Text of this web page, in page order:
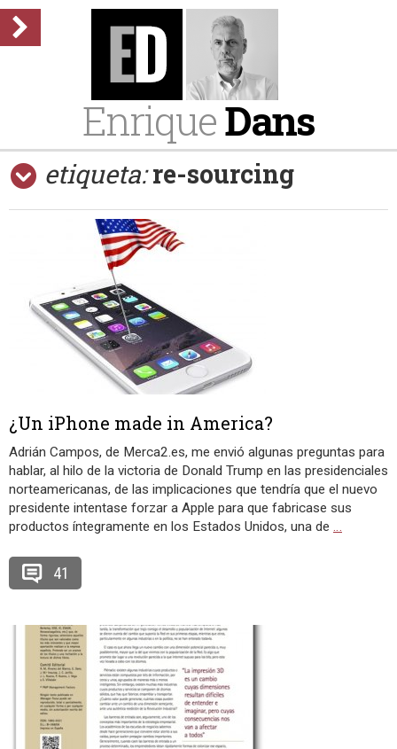
EnriqueDans
etiqueta: re-sourcing
¿Un iPhone made in America?
Adrián Campos, de Merca2.es, me envió algunas preguntas para
hablar, al hilo de la victoria de Donald Trump en las presidenciales
norteamericanas, de las implicaciones que tendría que el nuevo
presidente intentase forzar a Apple para que fabricase sus
productos íntegramente en los Estados Unidos, una de …
41